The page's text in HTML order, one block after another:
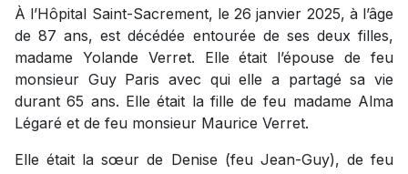
À l’Hôpital Saint-Sacrement, le 26 janvier 2025, à l’âge
de 87 ans, est décédée entourée de ses deux filles,
madame Yolande Verret. Elle était l’épouse de feu
monsieur Guy Paris avec qui elle a partagé sa vie
durant 65 ans. Elle était la fille de feu madame Alma
Légaré et de feu monsieur Maurice Verret.
Elle était la sœur de Denise (feu Jean-Guy), de feu